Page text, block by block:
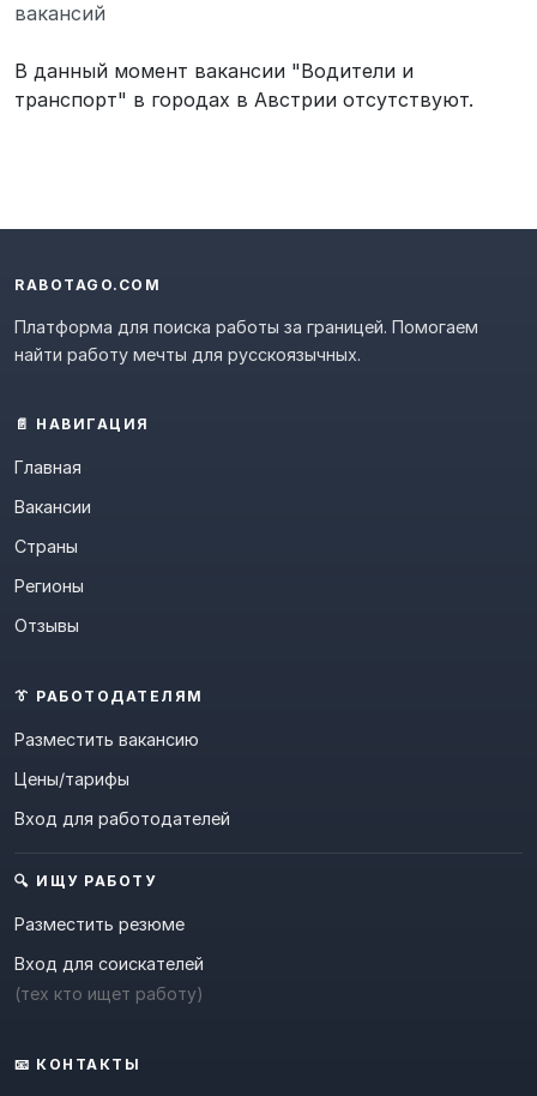
вакансий
В данный момент вакансии "Водители и
транспорт" в городах в Австрии отсутствуют.
RABOTAGO.COM
Платформа для поиска работы за границей. Помогаем
найти работу мечты для русскоязычных.
📄 НАВИГАЦИЯ
Главная
Вакансии
Страны
Регионы
Отзывы
👔 РАБОТОДАТЕЛЯМ
Разместить вакансию
Цены/тарифы
Вход для работодателей
🔍 ИЩУ РАБОТУ
Разместить резюме
Вход для соискателей
(тех кто ищет работу)
📧 КОНТАКТЫ